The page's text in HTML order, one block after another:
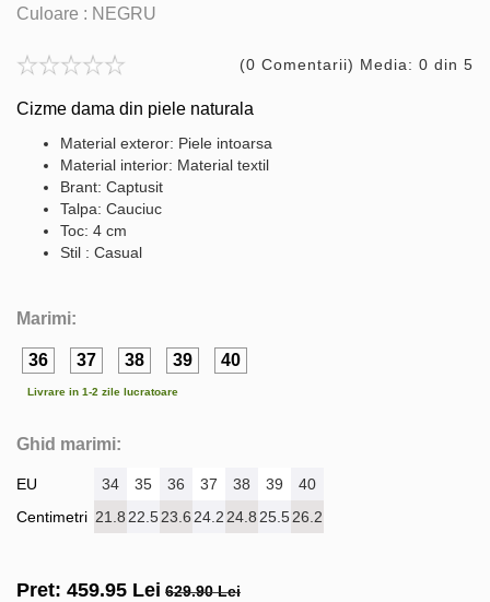
Culoare : NEGRU
(0 Comentarii) Media: 0 din 5
Cizme dama din piele naturala
Material exteror: Piele intoarsa
Material interior: Material textil
Brant: Captusit
Talpa: Cauciuc
Toc: 4 cm
Stil : Casual
Marimi:
36 37 38 39 40
Livrare in 1-2 zile lucratoare
Ghid marimi:
EU
Centimetri
34 35 36 37 38 39
40
21.8 22.523.6 24.2 24.8 25.526.2
Pret: 459.95 Lei 629.90 Lei